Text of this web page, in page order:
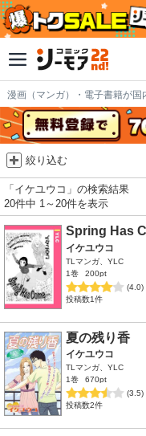
漫画（マンガ）・電子書籍が国
絞り込む
「イケユウコ」の検索結果
20件中 1～20件を表示
Spring Has
イケユウコ
TLマンガ、YLC
1巻
200pt
(4.0)
投稿数1件
夏の残り香
イケユウコ
TLマンガ、YLC
1巻
670pt
(3.5)
投稿数2件